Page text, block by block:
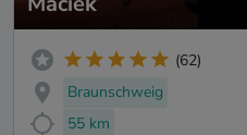
(62)
Braunschweig
55 km